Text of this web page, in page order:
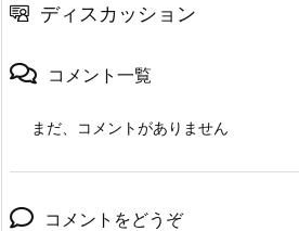
ディスカッション
コメント一覧
まだ、コメントがありません
コメントをどうぞ